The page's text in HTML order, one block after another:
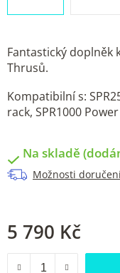
Fantastický doplněk
Thrusů.
Kompatibilní s:
rack, SPR1000
Na skladě
Možnosti
5 790 Kč